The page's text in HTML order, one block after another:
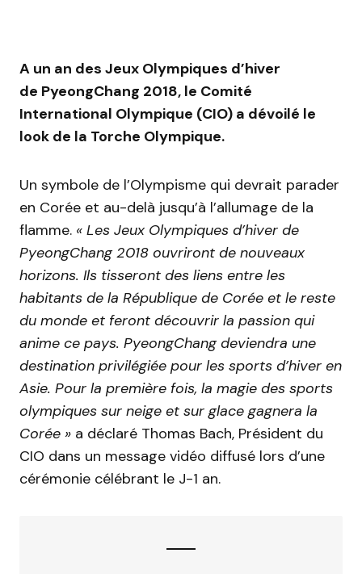
A un an des Jeux Olympiques d’hiver
de PyeongChang 2018, le Comité
International Olympique (CIO) a dévoilé le
look de la Torche Olympique.
Un symbole de l’Olympisme qui devrait parader
en Corée et au-delà jusqu’à l’allumage de la
flamme. « Les Jeux Olympiques d’hiver de
PyeongChang 2018 ouvriront de nouveaux
horizons. Ils tisseront des liens entre les
habitants de la République de Corée et le reste
du monde et feront découvrir la passion qui
anime ce pays. PyeongChang deviendra une
destination privilégiée pour les sports d’hiver en
Asie. Pour la première fois, la magie des sports
olympiques sur neige et sur glace gagnera la
Corée » a déclaré Thomas Bach, Président du
CIO dans un message vidéo diffusé lors d’une
cérémonie célébrant le J-1 an.